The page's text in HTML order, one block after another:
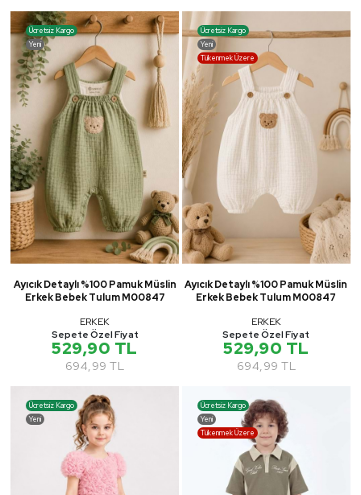
Ücretsiz Kargo
Yeni
Ayıcık Detaylı %100 Pamuk Müslin
Erkek Bebek Tulum M00847
ERKEK
Sepete Özel Fiyat
529,90 TL
694,99 TL
Ücretsiz Kargo
Yeni
Tükenmek Üzere
Ayıcık Detaylı %100 Pamuk Müslin
Erkek Bebek Tulum M00847
ERKEK
Sepete Özel Fiyat
529,90 TL
694,99 TL
Ücretsiz Kargo
Yeni
Ücretsiz Kargo
Yeni
Tükenmek Üzere